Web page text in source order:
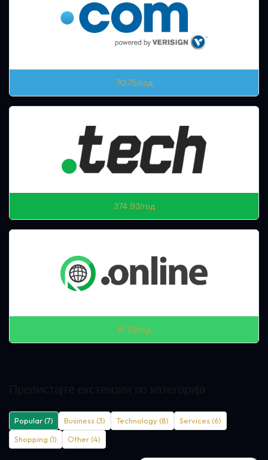
70.75/год
374.93/год
15.73/год
Popular (7) Business (3) Technology (8)
Services (6)
Shopping (1)
Other (4)